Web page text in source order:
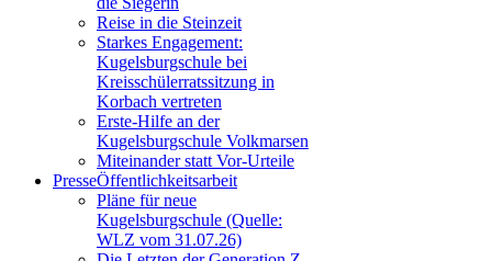
Reise in die Steinzeit
Starkes Engagement:
Kugelsburgschule bei
Kreisschülerratssitzung in
Korbach vertreten
Erste-Hilfe an der
Kugelsburgschule Volkmarsen
Miteinander statt Vor-Urteile
PresseÖffentlichkeitsarbeit
Pläne für neue
Kugelsburgschule (Quelle:
WLZ vom 31.07.26)